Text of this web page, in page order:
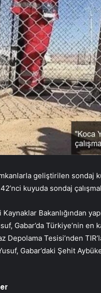
geliştirilen sondaj
kuyuda sondaj
Bakanlığından
Gabar’da Türkiye’nin
Depolama Tesisi’nden
Gabar’daki Şehit